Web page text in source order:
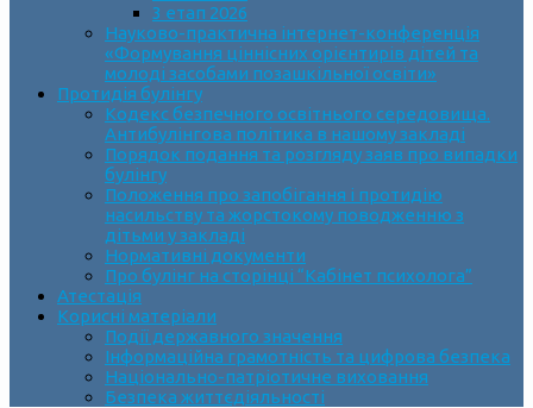
3 етап 2026
Науково-практична інтернет-конференція
«Формування ціннісних орієнтирів дітей та
молоді засобами позашкільної освіти»
Протидія булінгу
Кодекс безпечного освітнього середовища.
Антибулінгова політика в нашому закладі
Порядок подання та розгляду заяв про випадки
булінгу
Положення про запобігання і протидію
насильству та жорстокому поводженню з
дітьми у закладі
Нормативні документи
Про булінг на сторінці “Кабінет психолога”
Атестація
Корисні матеріали
Події державного значення
Інформаційна грамотність та цифрова безпека
Національно-патріотичне виховання
Безпека життєдіяльності